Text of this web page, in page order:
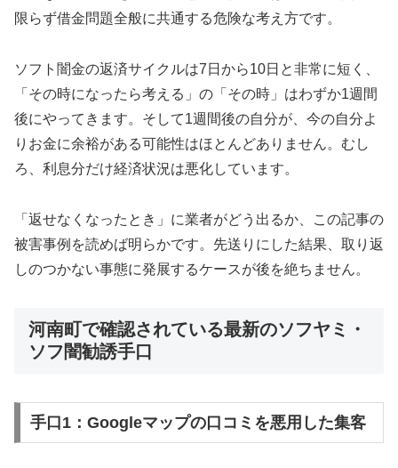
限らず借金問題全般に共通する危険な考え方です。
ソフト闇金の返済サイクルは7日から10日と非常に短く、
「その時になったら考える」の「その時」はわずか1週間
後にやってきます。そして1週間後の自分が、今の自分よ
りお金に余裕がある可能性はほとんどありません。むし
ろ、利息分だけ経済状況は悪化しています。
「返せなくなったとき」に業者がどう出るか、この記事の
被害事例を読めば明らかです。先送りにした結果、取り返
しのつかない事態に発展するケースが後を絶ちません。
河南町で確認されている最新のソフヤミ・
ソフ闇勧誘手口
手口1：Googleマップの口コミを悪用した集客